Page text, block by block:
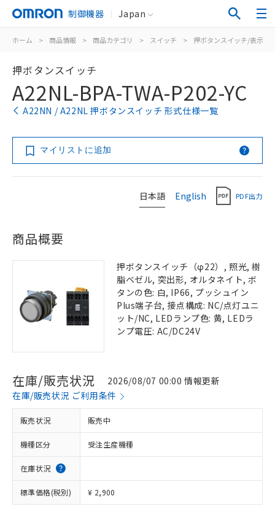
制御機器 Japan
ホーム > 商品情報 > 商品カテゴリ > スイッチ > 押ボタンスイッチ/表示灯
押ボタンスイッチ
A22NL-BPA-TWA-P202-YC
A22NN / A22NL 押ボタンスイッチ 形式仕様一覧
マイリストに追加
日本語 English PDF出力
商品概要
押ボタンスイッチ（φ22）, 照光, 樹
脂ベゼル, 突出形, オルタネイト, ボ
タンの色: 白, IP66, プッシュイン
Plus端子台, 接点構成: NC/点灯ユニ
ット/NC, LEDランプ色: 黄, LEDラ
ンプ電圧: AC/DC24V
在庫/販売状況
2026/08/07 00:00 情報更新
在庫/販売状況 ご利用条件
販売状況 販売中
機種区分 受注生産機種
在庫状況
標準価格(税別) ¥ 2,900